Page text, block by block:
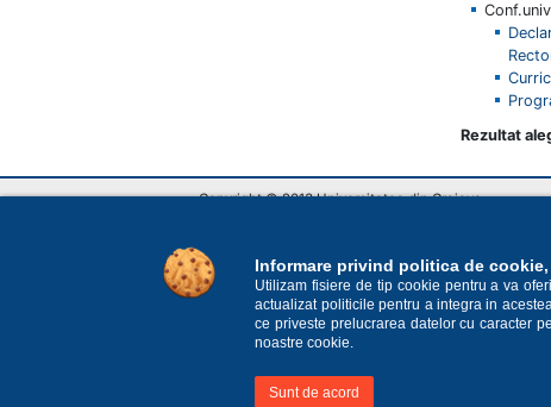
Rezultat
Copyright © 2013 Universitatea din Craiova
E-mail: rectorat@central.ucv.ro
Informare privind politica de
Utilizam fisiere de tip cookie pentru a va
actualizat politicile pentru a integra in
ce priveste prelucrarea datelor cu caracter
noastre cookie.
Sunt de acord